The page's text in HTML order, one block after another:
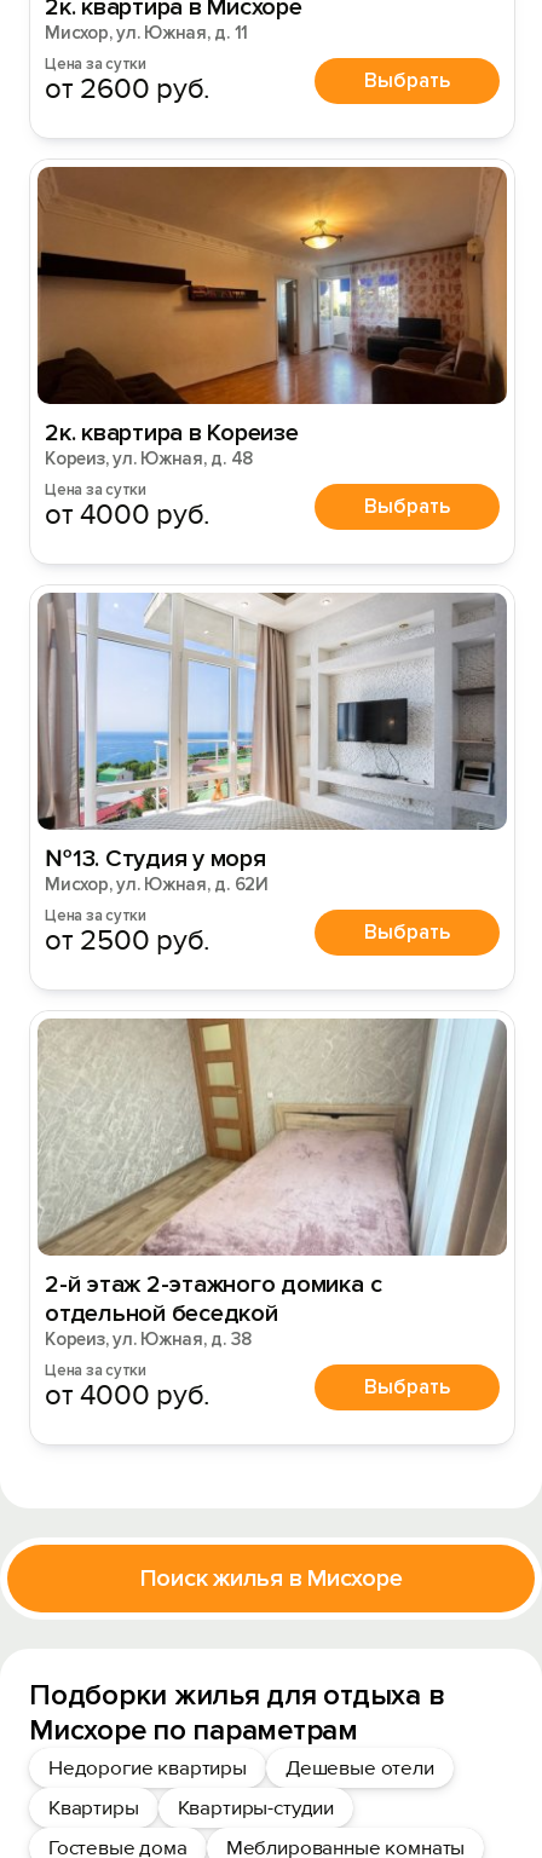
2к. квартира в Мисхоре
Мисхор, ул. Южная, д. 11
Цена за сутки
от 2600 руб. Выбрать
2к. квартира в Кореизе
Кореиз, ул. Южная, д. 48
Цена за сутки
от 4000 руб. Выбрать
№13. Студия у моря
Мисхор, ул. Южная, д. 62И
Цена за сутки
от 2500 руб. Выбрать
2-й этаж 2-этажного домика с
отдельной беседкой
Кореиз, ул. Южная, д. 38
Цена за сутки
от 4000 руб. Выбрать
Поиск жилья в Мисхоре
Подборки жилья для отдыха в
Мисхоре по параметрам
Недорогие квартиры
Дешевые отели
Квартиры
Квартиры-студии
Гостевые дома
Меблированные комнаты